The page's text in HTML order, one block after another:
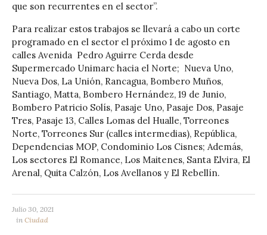
que son recurrentes en el sector”.
Para realizar estos trabajos se llevará a cabo un corte
programado en el sector el próximo 1 de agosto en
calles Avenida Pedro Aguirre Cerda desde
Supermercado Unimarc hacia el Norte; Nueva Uno,
Nueva Dos, La Unión, Rancagua, Bombero Muños,
Santiago, Matta, Bombero Hernández, 19 de Junio,
Bombero Patricio Solís, Pasaje Uno, Pasaje Dos, Pasaje
Tres, Pasaje 13, Calles Lomas del Hualle, Torreones
Norte, Torreones Sur (calles intermedias), República,
Dependencias MOP, Condominio Los Cisnes; Además,
Los sectores El Romance, Los Maitenes, Santa Elvira, El
Arenal, Quita Calzón, Los Avellanos y El Rebellín.
Julio 30, 2021
in Ciudad